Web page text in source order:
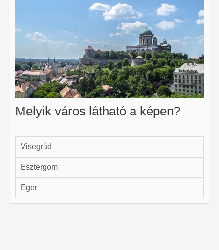
Melyik város látható a képen?
Visegrád
Esztergom
Eger